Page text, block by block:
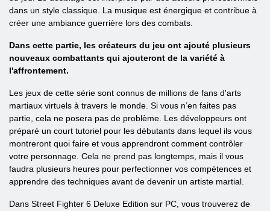
dans un style classique. La musique est énergique et contribue à
créer une ambiance guerrière lors des combats.
Dans cette partie, les créateurs du jeu ont ajouté plusieurs
nouveaux combattants qui ajouteront de la variété à
l'affrontement.
Les jeux de cette série sont connus de millions de fans d'arts
martiaux virtuels à travers le monde. Si vous n’en faites pas
partie, cela ne posera pas de problème. Les développeurs ont
préparé un court tutoriel pour les débutants dans lequel ils vous
montreront quoi faire et vous apprendront comment contrôler
votre personnage. Cela ne prend pas longtemps, mais il vous
faudra plusieurs heures pour perfectionner vos compétences et
apprendre des techniques avant de devenir un artiste martial.
Dans Street Fighter 6 Deluxe Edition sur PC, vous trouverez de